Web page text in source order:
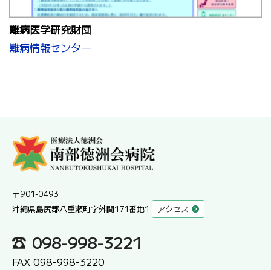
難病医学研究財団
難病情報センター
〒901-0493
沖縄県島尻郡八重瀬町字外間171番地1
アクセス
098-998-3221
FAX 098-998-3220